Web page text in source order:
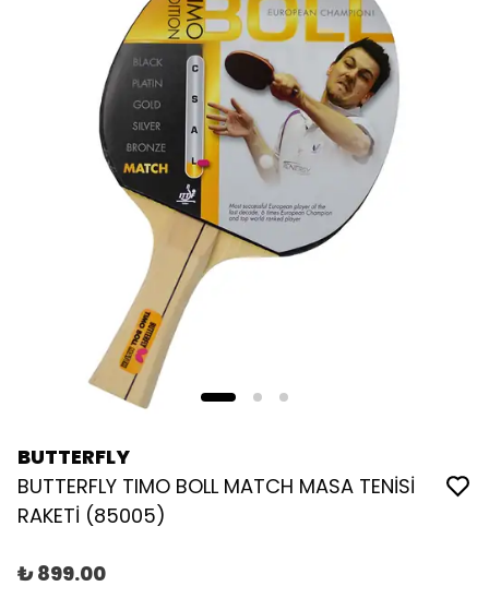
BUTTERFLY
BUTTERFLY TIMO BOLL MATCH MASA TENİSİ
RAKETİ (85005)
₺ 899.00